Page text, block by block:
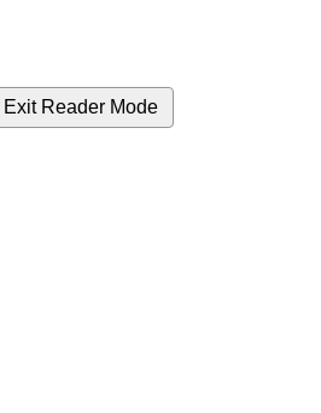
Exit Reader Mode